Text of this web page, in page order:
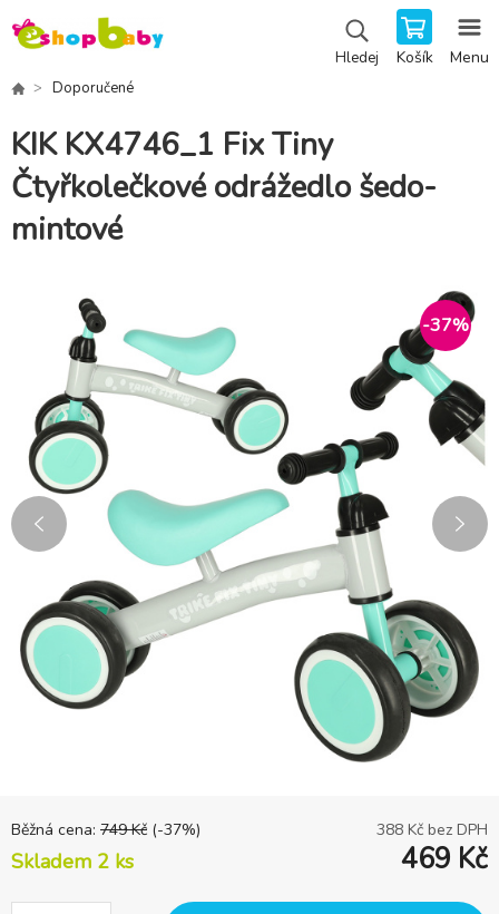
Hledej Košík Menu
Doporučené
KIK KX4746_1 Fix Tiny
Čtyřkolečkové odrážedlo šedo-
mintové
-37%
Běžná cena: 749 Kč (-37%) 388 Kč bez DPH
Skladem 2 ks 469 Kč